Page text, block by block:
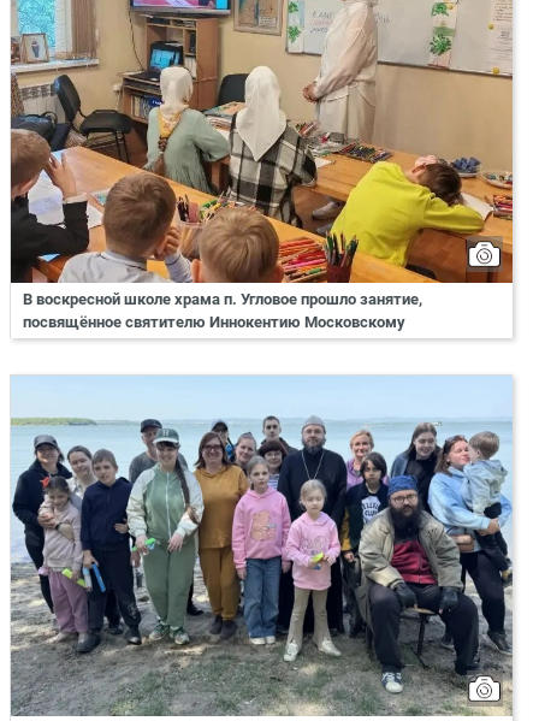
В воскресной школе храма п. Угловое прошло занятие,
посвящённое святителю Иннокентию Московскому